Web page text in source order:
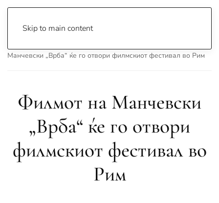
Skip to main content
Манчевски „Врба“ ќе го отвори филмскиот фестивал во Рим
Филмот на Манчевски
„Врба“ ќе го отвори
филмскиот фестивал во
Рим